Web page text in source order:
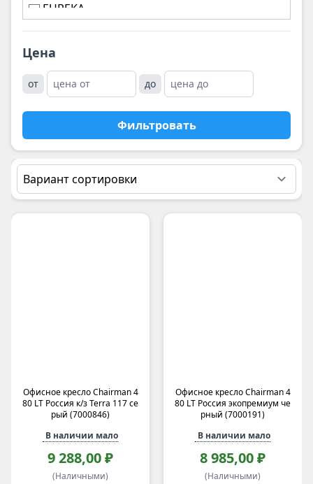
EUREKA
Цена
от до
Фильтровать
Офисное кресло Chairman 4
80 LT Россия к/з Terra 117 се
рый (7000846)
В наличии мало
9 288,00 ₽
(Наличными)
Офисное кресло Chairman 4
80 LT Россия экопремиум че
рный (7000191)
В наличии мало
8 985,00 ₽
(Наличными)